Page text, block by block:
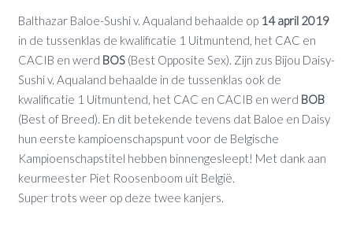
Balthazar Baloe-Sushi v. Aqualand behaalde op 14 april 2019
in de tussenklas de kwalificatie 1 Uitmuntend, het CAC en
CACIB en werd BOS(Best Opposite Sex). Zijn zus Bijou Daisy-
Sushi v. Aqualand behaalde in de tussenklas ook de
kwalificatie 1 Uitmuntend, het CAC en CACIB en werd BOB
(Best of Breed). En dit betekende tevens dat Baloe en Daisy
hun eerste kampioenschapspunt voor de Belgische
Kampioenschapstitel hebben binnengesleept! Met dank aan
keurmeester Piet Roosenboom uit België.
Super trots weer op deze twee kanjers.